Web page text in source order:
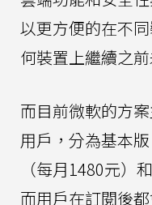
以更方便的在不
何裝置上繼續之
而目前微軟的方
用戶，分為基本
（每月1480元）
而用戶在訂閱後